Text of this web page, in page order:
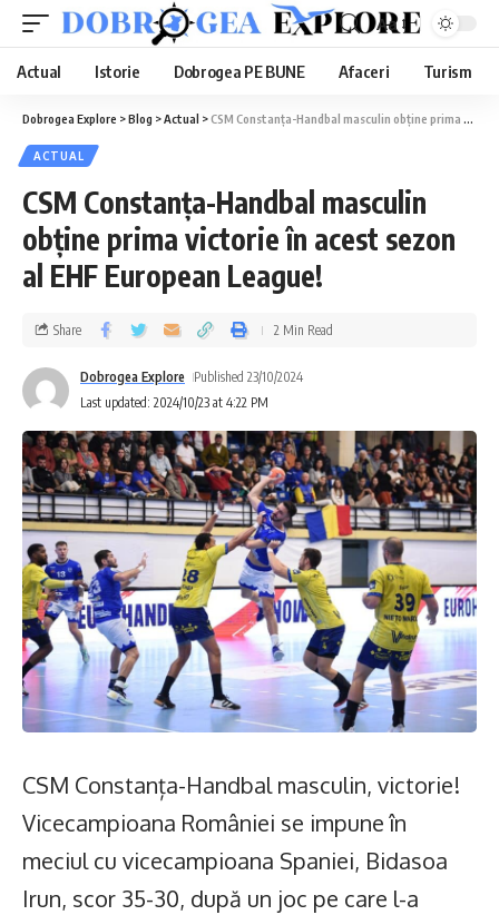
Aa
Actual Istorie Dobrogea PE BUNE Afaceri Turism
Dobrogea Explore >Blog >Actual >CSM Constanța-Handbal masculin obține prima victorie în acest sezon al EHF European League!
ACTUAL
CSM Constanța-Handbal masculin
obține prima victorie în acest sezon
al EHF European League!
Last updated: 2024/10/23 at 4:22 PM
Dobrogea Explore Published 23/10/2024
Share 2 Min Read
CSM Constanța-Handbal masculin, victorie!
Vicecampioana României se impune în
meciul cu vicecampioana Spaniei, Bidasoa
Irun, scor 35-30, după un joc pe care l-a